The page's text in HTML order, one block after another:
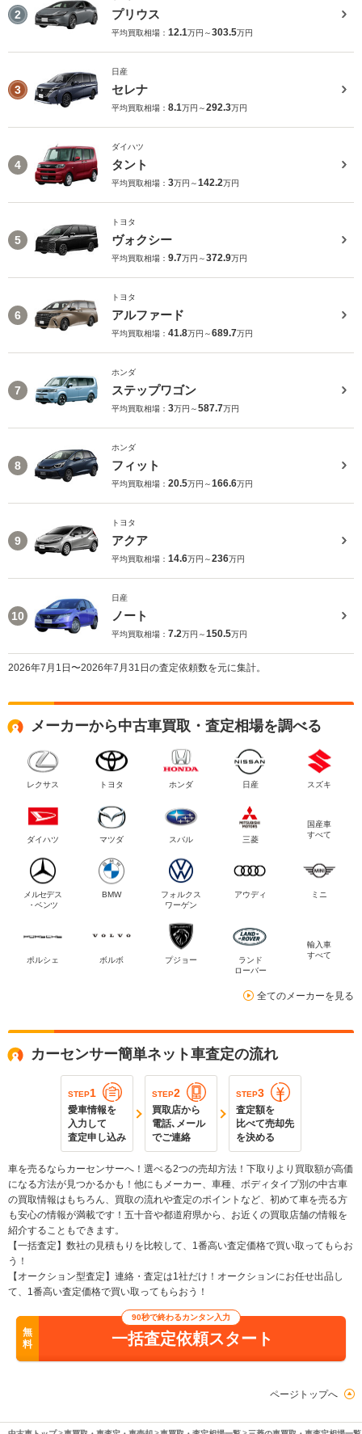
2 プリウス
平均買取相場： 12.1万円～303.5万円
3
日産
セレナ
平均買取相場： 8.1万円～292.3万円
4
ダイハツ
タント
平均買取相場： 3万円～142.2万円
5
トヨタ
ヴォクシー
平均買取相場： 9.7万円～372.9万円
6
トヨタ
アルファード
平均買取相場： 41.8万円～689.7万円
7
ホンダ
ステップワゴン
平均買取相場： 3万円～587.7万円
8
ホンダ
フィット
平均買取相場： 20.5万円～166.6万円
9
トヨタ
アクア
平均買取相場： 14.6万円～236万円
10
日産
ノート
平均買取相場： 7.2万円～150.5万円
2026年7月1日〜2026年7月31日の査定依頼数を元に集計。
メーカーから中古車買取・査定相場を調べる
レクサス トヨタ ホンダ 日産 スズキ
ダイハツ マツダ スバル 三菱
国産車
すべて
メルセデス
・ベンツ
BMW
フォルクス
ワーゲン
アウディ ミニ
ポルシェ ボルボ プジョー
ランド
ローバー
輸入車
すべて
全てのメーカーを見る
カーセンサー簡単ネット車査定の流れ
STEP1
愛車情報を
入力して
査定申し込み
STEP2
買取店から
電話､メール
でご連絡
STEP3
査定額を
比べて売却先
を決める
車を売るならカーセンサーへ！選べる2つの売却方法！下取りより買取額が高価
になる方法が見つかるかも！他にもメーカー、車種、ボディタイプ別の中古車
の買取情報はもちろん、買取の流れや査定のポイントなど、初めて車を売る方
も安心の情報が満載です！五十音や都道府県から、お近くの買取店舗の情報を
紹介することもできます。
【一括査定】数社の見積もりを比較して、1番高い査定価格で買い取ってもらお
う！
【オークション型査定】連絡・査定は1社だけ！オークションにお任せ出品し
て、1番高い査定価格で買い取ってもらおう！
無
料
90秒で終わるカンタン入力
一括査定依頼スタート
ページトップへ